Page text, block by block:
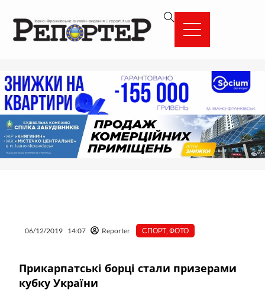
вмісту
06/12/2019 14:07 Reporter СПОРТ ,ФОТО
Прикарпатські борці стали призерами
кубку України